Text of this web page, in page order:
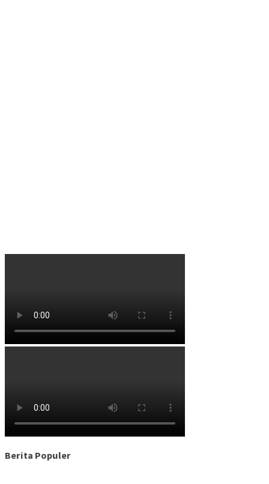
Berita Populer